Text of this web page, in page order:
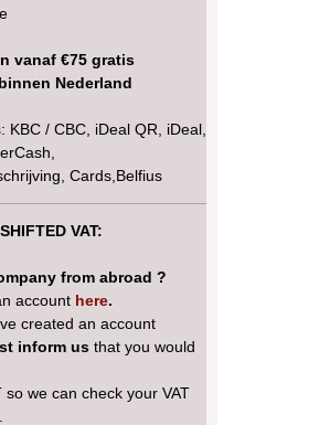
vanaf €75 gratis
Nederland
KBC / CBC, iDeal QR, iDeal,
Cards,Belfius
VAT:
from abroad ?
account here.
created an account
inform usthat you would
so we can check your VAT